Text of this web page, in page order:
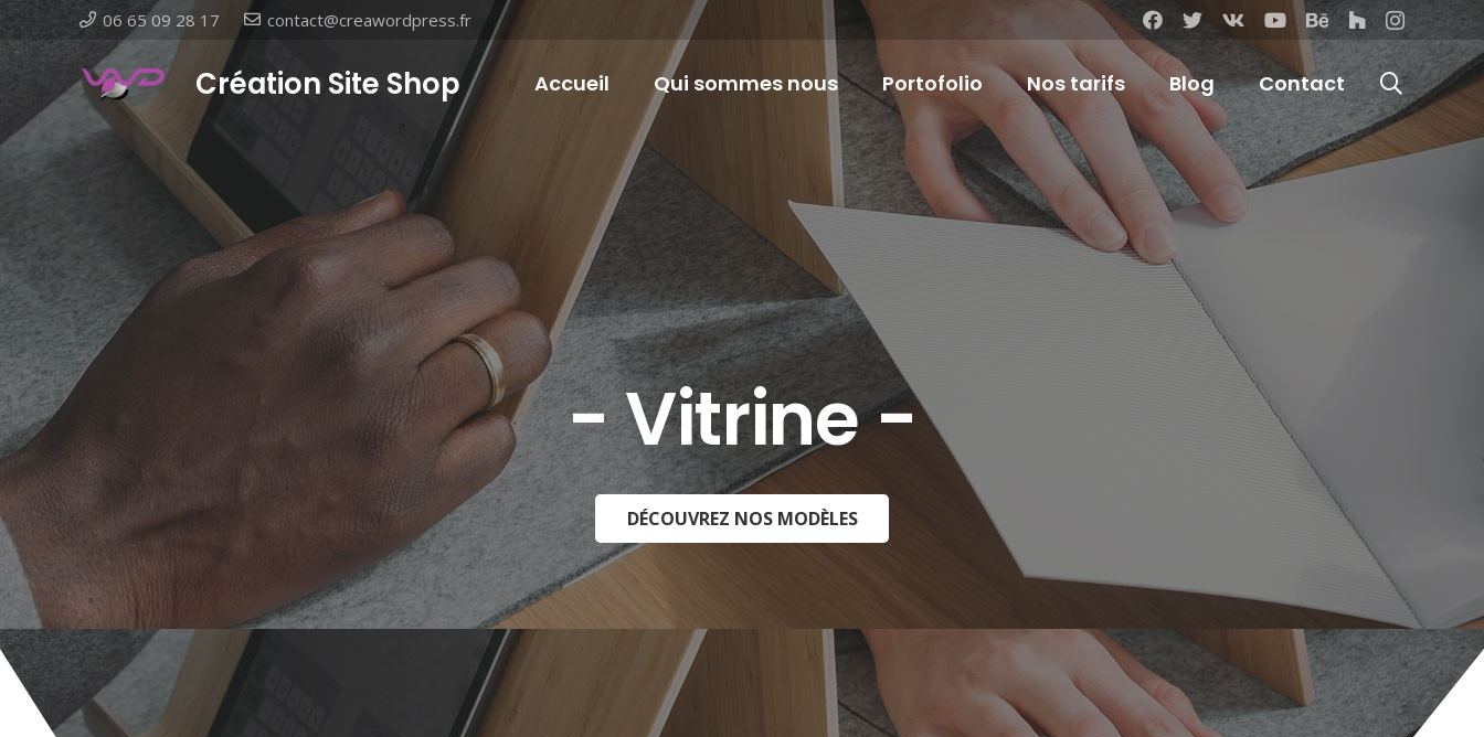
06 65 09 28 17 contact@creawordpress.fr
Création Site Shop Accueil Qui sommes nous Portofolio Nos tarifs Blog Contact
- Vitrine - E-commerce -
DÉCOUVREZ NOS MODÈLES